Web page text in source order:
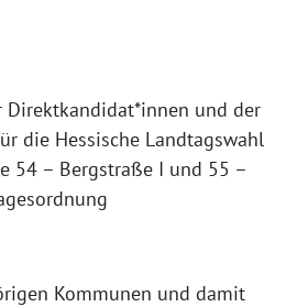
Direktkandidat*innen und der
die Hessische Landtagswahl
54 – Bergstraße I und 55 –
Kommunen und damit